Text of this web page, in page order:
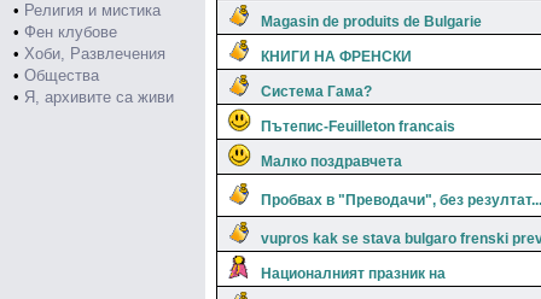
• Религия и мистика
• Фен клубове
• Хоби, Развлечения
• Общества
• Я, архивите са живи
Magasin de produits de Bulgarie
КНИГИ НА ФРЕНСКИ
Система Гама?
Пътепис-Feuilleton francais
Малко поздравчета
Пробвах в "Преводачи", без резултат...
vupros kak se stava bulgaro frenski
Националният празник на